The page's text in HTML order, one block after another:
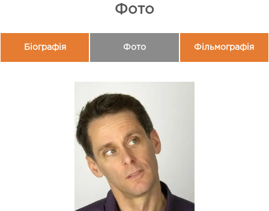
Фото
Біографія Фото Фільмографія